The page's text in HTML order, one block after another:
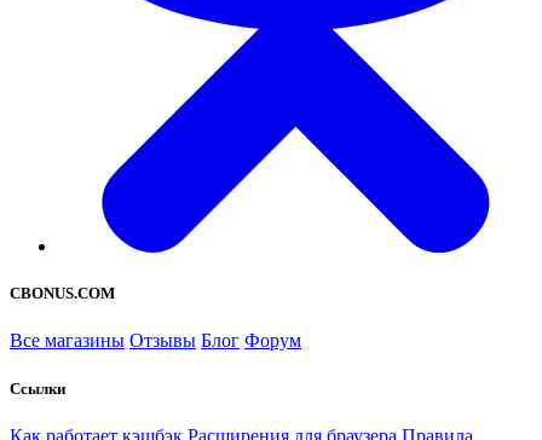
CBONUS.COM
Все магазины Отзывы Блог Форум
Ссылки
Как работает кэшбэк Расширения для браузера Правила